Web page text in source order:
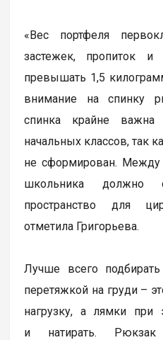
«Вес портфеля
застежек, пропиток
превышать 1,5
внимание на спинку
спинка крайне
начальных классов, так
не сформирован. Между
школьника должно
пространство для
отметила Григорьева.
Лучше всего
перетяжкой на груди –
нагрузку, а лямки при
и натирать. Рюкзак